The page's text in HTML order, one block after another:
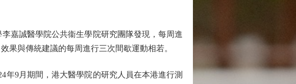
誠醫學院公共衞生學院研究團隊發現，每周進
果與傳統建議的每周進行三次間歇運動相若。
9月期間，港大醫學院的研究人員在本港進行測